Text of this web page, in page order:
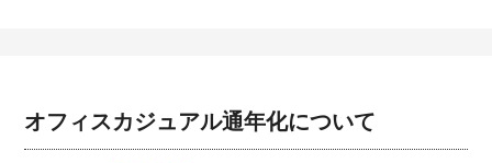
オフィスカジュアル通年化について